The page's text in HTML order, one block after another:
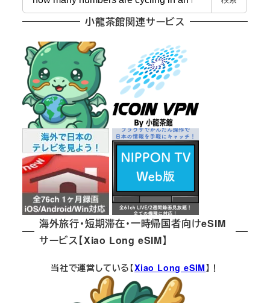
索
小龍茶館関連サービス
海外旅行・短期滞在・一時帰国者向けeSIM
サービス【Xiao Long eSIM】
当社で運営している【Xiao Long eSIM】！